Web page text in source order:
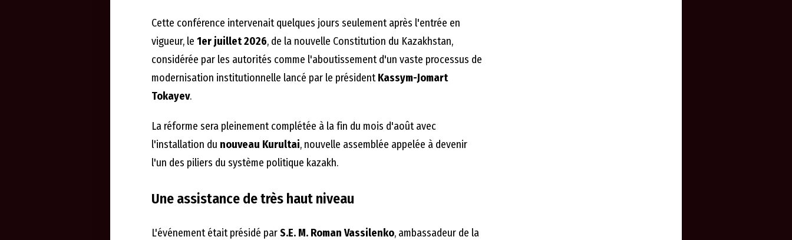
Cette conférence intervenait quelques jours seulement après l'entrée en
vigueur, le 1er juillet 2026, de la nouvelle Constitution du Kazakhstan,
considérée par les autorités comme l'aboutissement d'un vaste processus de
modernisation institutionnelle lancé par le présidentKassym-Jomart
Tokayev.
La réforme sera pleinement complétée à la fin du mois d'août avec
l'installation du nouveau Kurultai, nouvelle assemblée appelée à devenir
l'un des piliers du système politique kazakh.
Une assistance de très haut niveau
L'événement était présidé parS.E. M. Roman Vassilenko, ambassadeur de la